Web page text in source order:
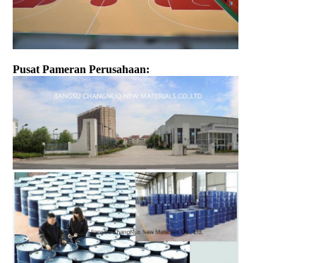
Pusat Pameran Perusahaan: